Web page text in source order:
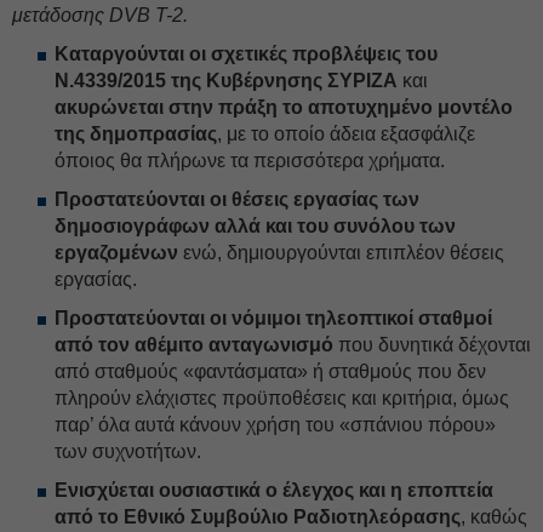
μετάδοσης DVB T-2.
Καταργούνται οι σχετικές προβλέψεις του
Ν.4339/2015 της Κυβέρνησης ΣΥΡΙΖΑ και
ακυρώνεται στην πράξη το αποτυχημένο μοντέλο
της δημοπρασίας, με το οποίο άδεια εξασφάλιζε
όποιος θα πλήρωνε τα περισσότερα χρήματα.
Π ροστατεύονται οι θέσεις εργασίας των
δημοσιογράφων αλλά και του συνόλου των
εργαζομένων ενώ, δημιουργούνται επιπλέον θέσεις
εργασίας.
Προστατεύονται οι νόμιμοι τηλεοπτικοί σταθμοί
από τον αθέμιτο ανταγωνισμό που δυνητικά δέχονται
από σταθμούς «φαντάσματα» ή σταθμούς που δεν
πληρούν ελάχιστες προϋποθέσεις και κριτήρια, όμως
παρ’ όλα αυτά κάνουν χρήση του «σπάνιου πόρου»
των συχνοτήτων.
Ενισχύεται ουσιαστικά ο έλεγχος και η εποπτεία
από το Εθνικό Συμβούλιο Ραδιοτηλεόρασης, καθώς